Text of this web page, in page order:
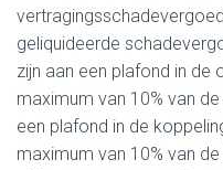
geliquideerde
zijn aan een plafond in
maximum van 10% van
een plafond in de
maximum van 10% van